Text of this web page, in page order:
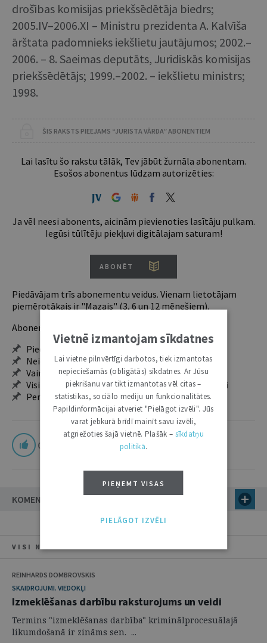
drošības komisijas priekšsēdētāja biedrs;
2005.IV–2006.XI – Ministru prezidenta A. Kalvīša
ārštata padomnieks iekšlietu jautājumos; 2002.–
2006. – 8. Saeimas deputāts, Juridiskās komisijas
priekšsēdētājs; 1999.–2002. – iekšlietu ministrs;
1998.
ŠIS RAKSTS PIEEJAMS “JURISTA VĀRDA” ABONENTIEM
Lai lasītu šo rakstu tālāk, Tev jābūt žurnāla abonentam.
Esošos abonentus lūdzam autorizēties:
Ja vēl neesi abonents, aicinām pievienoties lasītāju pulkam.
Iegūsi tūlītēju piekļuvi digitālajam saturam!
ABONĒT
Piedāvājam trīs abonementu veidus. Vienam lietotājam
piemērotākais ir "Mazais" (3, 6 un 12 mēnešiem).
Abonentu ieguvumi:
Pieeja jaunākajam izdevumam
Neierobežota pieeja arhīvam – 24 h/7 d.
Vairāk nekā 18 000 rakstu un 2000 autoru
Visi tematiskie numuri un ikgadējie grāmatžurnāli
Personalizētās iespējas – piezīmes, citāti, mapes
0
KOMENTĀRI
VISI NUMURA RAKSTI
REINHARDS DOMBROVSKIS
SKAIDROJUMI. VIEDOKĻI
Izmeklēšanas darbību raksturojums un veidi
Termins "izmeklēšanas darbība" kriminālprocesuālajā
likumdošanā ir zināms sen. ...
Vietnē izmantojam sīkdatnes
Lai vietne pilnvērtīgi darbotos, tiek izmantotas
nepieciešamās (obligātās) sīkdatnes. Ar Jūsu
piekrišanu var tikt izmantotas vēl citas –
statistikas, sociālo mediju un funkcionalitātes.
Papildinformācijai atveriet "Pielāgot izvēli". Jūs
varat jebkurā brīdī mainīt savu izvēli,
atgriežoties šajā vietnē. Plašāk – sīkdatņu
politikā.
PIEŅEMT VISAS
PIELĀGOT IZVĒLI